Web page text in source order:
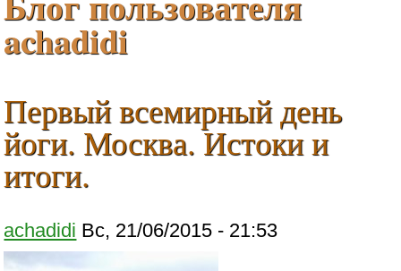
achadidi
Первый всемирный день
йоги. Москва. Истоки и
итоги.
achadidi Вс, 21/06/2015 - 21:53